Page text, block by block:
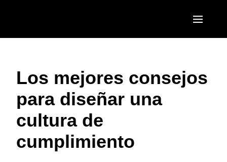
Canada (English)
México (Español)
EUROPE
United Kingdom (English)
France (Français)
Deutschland (Deutsch)
ASIA PACIFIC
Los mejores consejos
para diseñar una
cultura de
cumplimiento